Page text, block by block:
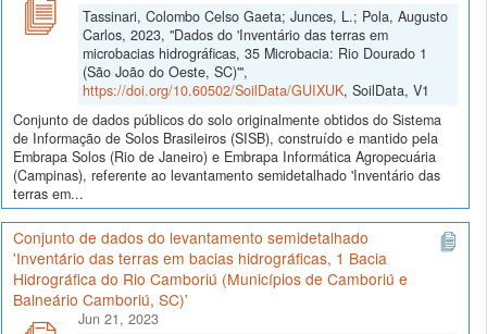
Tassinari, Colombo Celso Gaeta; Junces, L.; Pola, Augusto
Carlos, 2023, "Dados do 'Inventário das terras em
microbacias hidrográficas, 35 Microbacia: Rio Dourado 1
(São João do Oeste, SC)'",
https://doi.org/10.60502/SoilData/GUIXUK, SoilData, V1
Conjunto de dados públicos do solo originalmente obtidos do Sistema
de Informação de Solos Brasileiros (SISB), construído e mantido pela
Embrapa Solos (Rio de Janeiro) e Embrapa Informática Agropecuária
(Campinas), referente ao levantamento semidetalhado 'Inventário das
terras em...
Conjunto de dados do levantamento semidetalhado
'Inventário das terras em bacias hidrográficas, 1 Bacia
Hidrográfica do Rio Camboriú (Municípios de Camboriú e
Balneário Camboriú, SC)'
Jun 21, 2023